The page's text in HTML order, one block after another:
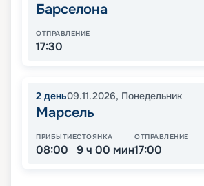
Барселона
ОТПРАВЛЕНИЕ
17:30
2 день09.11.2026, Понедельник
Марсель
ПРИБЫТИЕ
08:00
СТОЯНКА
9 ч 00 мин
ОТПРАВЛЕНИЕ
17:00